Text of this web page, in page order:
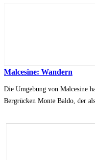
Malcesine: Wandern
Die Umgebung von Malcesine
Bergrücken Monte Baldo, der